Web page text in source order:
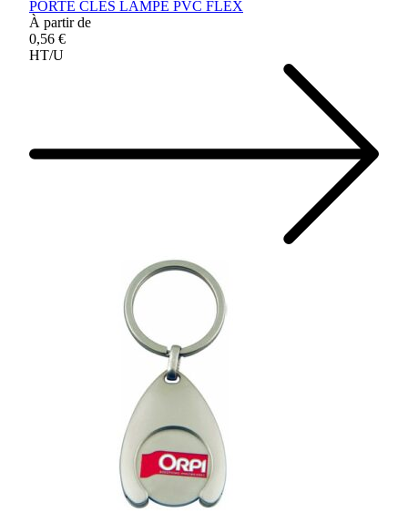
PORTE CLES LAMPE PVC FLEX
À partir de
0,56 €
HT/U